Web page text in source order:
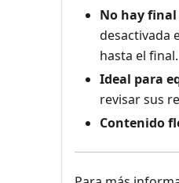
No hay
desactivada
hasta el final.
Ideal para
revisar sus
Contenido